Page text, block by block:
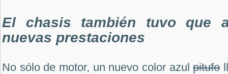
El chasis también tuvo que
nuevas prestaciones
No sólo de motor, un nuevo color azulpitufo